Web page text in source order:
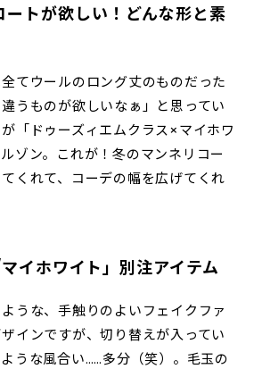
ートが欲しい！どんな形と素
てウールのロング丈のものだった
うものが欲しいなぁ」と思ってい
「ドゥーズィエムクラス×マイホワ
ゾン。これが！冬のマンネリコー
くれて、コーデの幅を広げてくれ
イホワイト」別注アイテム
うな、手触りのよいフェイクファ
インですが、切り替えが入ってい
うな風合い……多分（笑）。毛玉の